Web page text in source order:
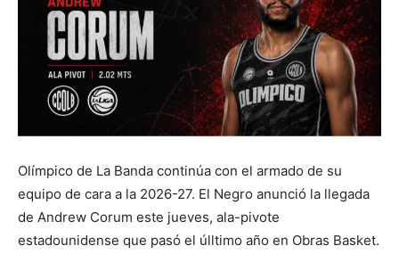
Olímpico de La Banda continúa con el armado de su
equipo de cara a la 2026-27. El Negro anunció la llegada
de Andrew Corum este jueves, ala-pivote
estadounidense que pasó el úlltimo año en Obras Basket.